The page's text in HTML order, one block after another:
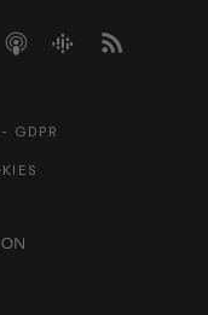
GDPR